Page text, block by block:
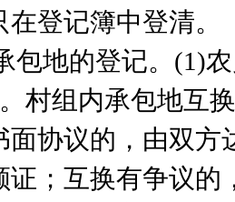
登记簿中登清。
包地的登记。(1)
村组内承包地互
面协议的，由双
证；互换有争议